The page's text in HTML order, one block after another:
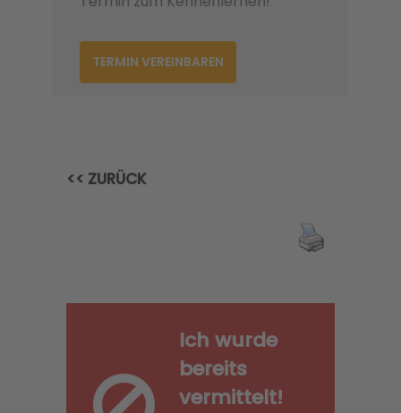
TERMIN VEREINBAREN
<< ZURÜCK
Ich wurde
bereits
vermittelt!